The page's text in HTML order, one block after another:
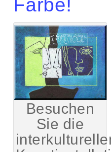
Farbe!
Besuchen
Sie die